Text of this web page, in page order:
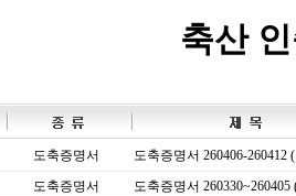
축산
도축증명서
도축증명서 260406-260412
도축증명서
도축증명서 260330~260405